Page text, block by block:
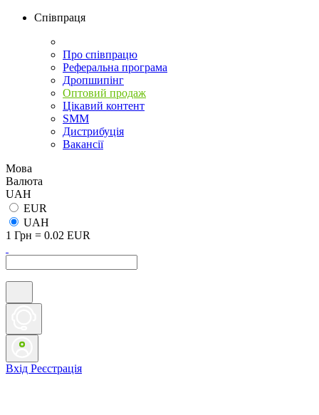
Співпраця
Про співпрацю
Реферальна програма
Дропшипінг
Оптовий продаж
Цікавий контент
SMM
Дистрибуція
Вакансії
Мова
Валюта
UAH
EUR
UAH
1 Грн = 0.02 EUR
Вхід Реєстрація